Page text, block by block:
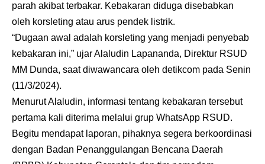
parah akibat terbakar. Kebakaran diduga disebabkan
oleh korsleting atau arus pendek listrik.
“Dugaan awal adalah korsleting yang menjadi penyebab
kebakaran ini,” ujar Alaludin Lapananda, Direktur RSUD
MM Dunda, saat diwawancara oleh detikcom pada Senin
(11/3/2024).
Menurut Alaludin, informasi tentang kebakaran tersebut
pertama kali diterima melalui grup WhatsApp RSUD.
Begitu mendapat laporan, pihaknya segera berkoordinasi
dengan Badan Penanggulangan Bencana Daerah